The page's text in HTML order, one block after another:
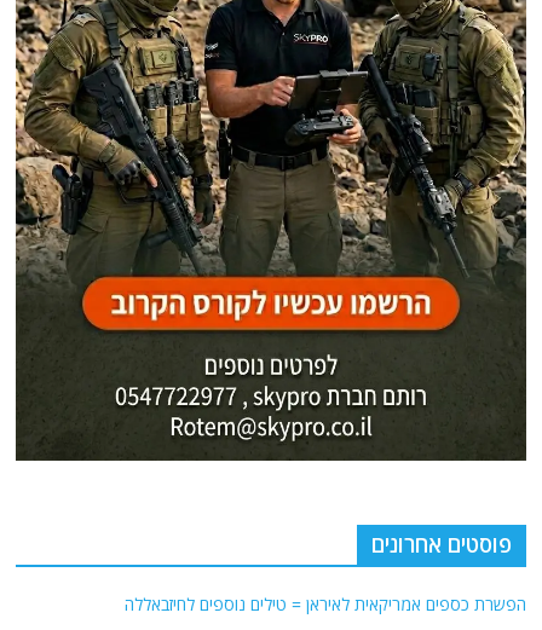
פוסטים אחרונים
הפשרת כספים אמריקאית לאיראן = טילים נוספים לחיזבאללה